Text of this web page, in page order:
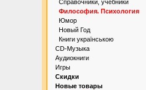
Справочники, учебники
Философия. Психология
Юмор
Новый Год
Книги українською
CD-Музыка
Аудиокниги
Игры
Скидки
Новые товары